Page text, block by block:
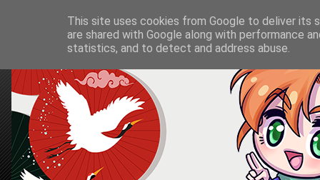
This site uses cookies from Google to deliver its
are shared with Google along with performance
statistics, and to detect and address abuse.